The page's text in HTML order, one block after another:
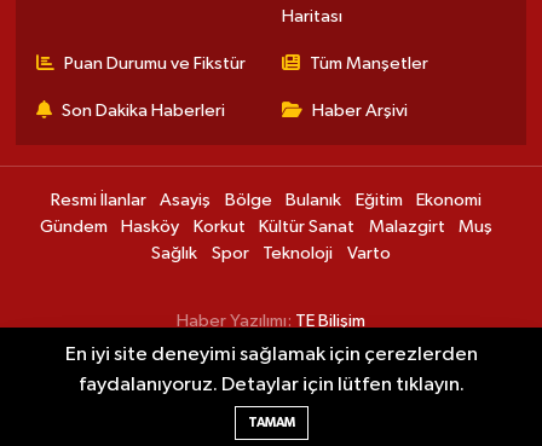
Haritası
Puan Durumu ve Fikstür Tüm Manşetler
Son Dakika Haberleri Haber Arşivi
Resmi İlanlar Asayiş Bölge Bulanık Eğitim
Ekonomi
Gündem
Hasköy Korkut Kültür Sanat Malazgirt
Muş
Sağlık
Spor Teknoloji Varto
Haber Yazılımı: TE Bilişim
En iyi site deneyimi sağlamak için çerezlerden
faydalanıyoruz. Detaylar için lütfen tıklayın.
TAMAM
Muş Ovası'nda karpuz hasadı başladı